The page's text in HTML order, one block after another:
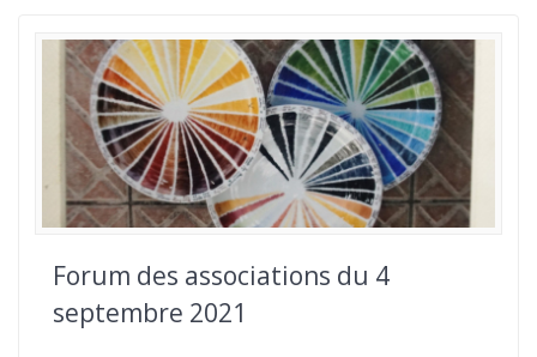
Forum des associations du 4
septembre 2021